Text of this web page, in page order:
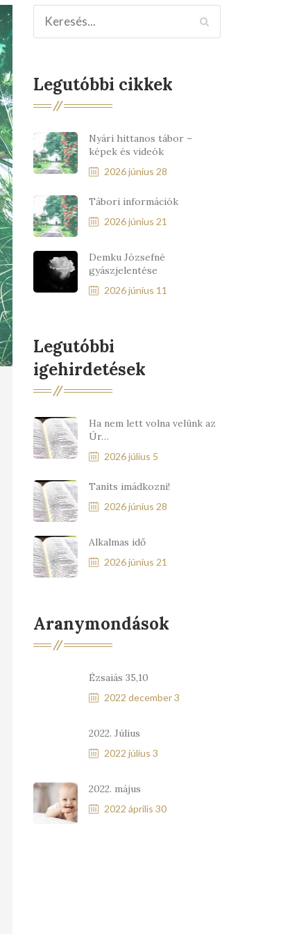
Legutóbbi cikkek
Nyári hittanos tábor –
képek és videók
2026 június 28
Tábori információk
2026 június 21
Demku Józsefné
gyászjelentése
2026 június 11
Legutóbbi
igehirdetések
Ha nem lett volna velünk az
Úr…
2026 július 5
Taníts imádkozni!
2026 június 28
Alkalmas idő
2026 június 21
Aranymondások
Ézsaiás 35,10
2022 december 3
2022. Július
2022 július 3
2022. május
2022 április 30